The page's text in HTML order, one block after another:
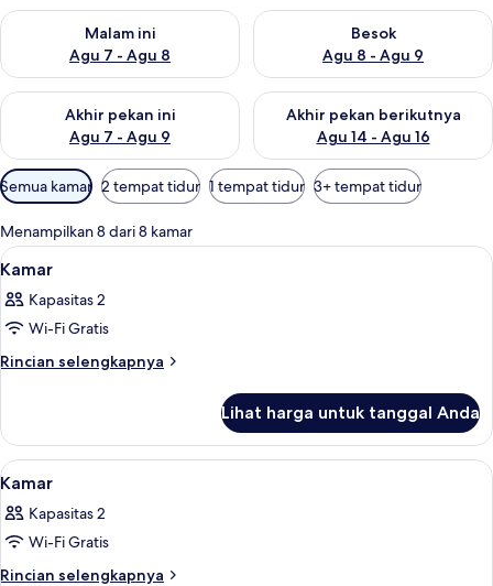
Malam ini
Agu 7 - Agu 8
Periksa ketersediaan untuk malam ini Agu 7 - Agu 8
Besok
Agu 8 - Agu 9
Periksa ketersediaan untuk
Akhir pekan ini
Agu 7 - Agu 9
Periksa ketersediaan untuk akhir pekan ini Agu 7 - Agu 9
Akhir pekan berikutnya
Agu 14 - Agu 16
Periksa ketersediaan untuk
Filter
tersedia
untuk
kamar
Semua kamar 2 tempat tidur 1 tempat tidur 3+ tempat tidur
Menampilkan 8 dari 8 kamar
Lihat
semua
foto
untuk
Kamar
Brankas, meja kerja, Wi-Fi gratis, dan
6
Kamar
Kapasitas 2
Wi-Fi Gratis
Rincian selengkapnya
Rincian
Kamar
Lihat harga untuk tanggal Anda
Lihat
semua
foto
untuk
Kamar
Brankas, meja kerja, Wi-Fi gratis, dan
12
Kamar
Kapasitas 2
Wi-Fi Gratis
Rincian selengkapnya
Rincian